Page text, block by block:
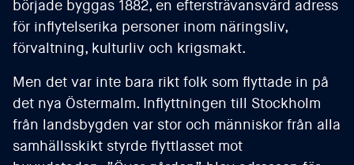
började byggas 1882, en eftersträvansvärd adress
för inflytelserika personer inom näringsliv,
förvaltning, kulturliv och krigsmakt.
Men det var inte bara rikt folk som flyttade in på
det nya Östermalm. Inflyttningen till Stockholm
från landsbygden var stor och människor från alla
samhällsskikt styrde flyttlasset mot